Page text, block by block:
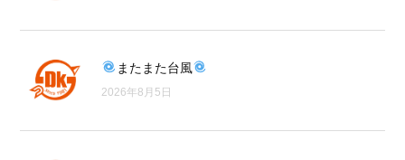
またまた台風
2026年8月5日